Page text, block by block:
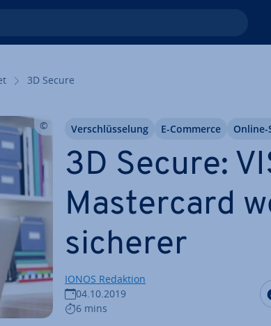
3D Secure
3D Secure:
Mas­ter­card
sicherer
IONOS Redaktion
04.10.2019
6 mins
Ver­schlüs­se­lung E-Commerce Online-